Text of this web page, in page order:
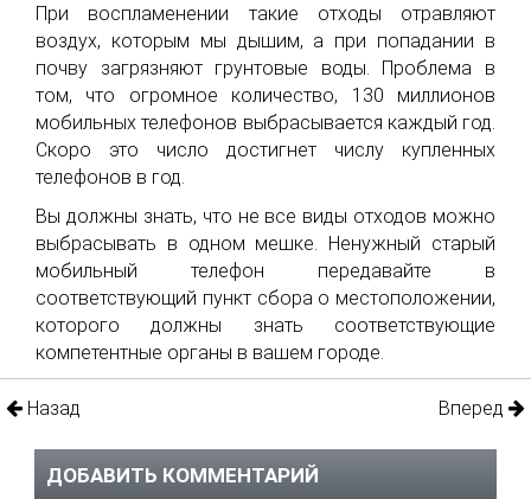
При воспламенении такие отходы отравляют
воздух, которым мы дышим, а при попадании в
почву загрязняют грунтовые воды. Проблема в
том, что огромное количество, 130 миллионов
мобильных телефонов выбрасывается каждый год.
Скоро это число достигнет числу купленных
телефонов в год.
Вы должны знать, что не все виды отходов можно
выбрасывать в одном мешке. Ненужный старый
мобильный телефон передавайте в
соответствующий пункт сбора о местоположении,
которого должны знать соответствующие
компетентные органы в вашем городе.
Назад Вперед
ДОБАВИТЬ КОММЕНТАРИЙ